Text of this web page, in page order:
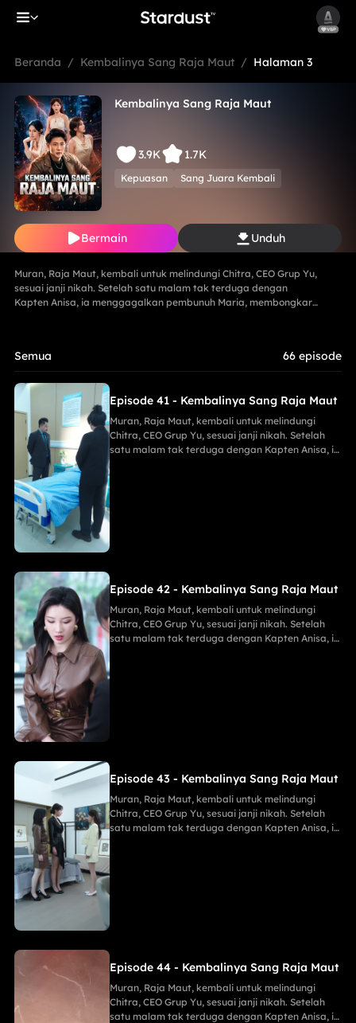
Beranda / Kembalinya Sang Raja Maut / Halaman 3
Kembalinya Sang Raja Maut
3.9K 1.7K
Kepuasan Sang Juara Kembali
Bermain Unduh
Muran, Raja Maut, kembali untuk melindungi Chitra, CEO Grup Yu,
sesuai janji nikah. Setelah satu malam tak terduga dengan
Kapten Anisa, ia menggagalkan pembunuh Maria, membongkar
mudah.
Semua 66 episode
Episode 41 - Kembalinya Sang Raja Maut
Muran, Raja Maut, kembali untuk melindungi
Chitra, CEO Grup Yu, sesuai janji nikah. Setelah
satu malam tak terduga dengan Kapten Anisa, ia
menggagalkan pembunuh Maria, membongkar
mata-mata Lani, dan menghancurkan konspirasi
Keluarga Han demi Proyek Sinar Anti-Kanker,
menahan tembakan runduk, menaklukkan Jaya
sang Naga, serta menghabisi Eko dengan
Episode 42 - Kembalinya Sang Raja Maut
Muran, Raja Maut, kembali untuk melindungi
Chitra, CEO Grup Yu, sesuai janji nikah. Setelah
satu malam tak terduga dengan Kapten Anisa, ia
mata-mata Lani, dan menghancurkan konspirasi
Keluarga Han demi Proyek Sinar Anti-Kanker,
Episode 43 - Kembalinya Sang Raja Maut
Muran, Raja Maut, kembali untuk melindungi
Chitra, CEO Grup Yu, sesuai janji nikah. Setelah
satu malam tak terduga dengan Kapten Anisa, ia
menggagalkan pembunuh Maria, membongkar
mata-mata Lani, dan menghancurkan konspirasi
Keluarga Han demi Proyek Sinar Anti-Kanker,
sang Naga, serta menghabisi Eko dengan
Episode 44 - Kembalinya Sang Raja Maut
Muran, Raja Maut, kembali untuk melindungi
Chitra, CEO Grup Yu, sesuai janji nikah. Setelah
satu malam tak terduga dengan Kapten Anisa, ia